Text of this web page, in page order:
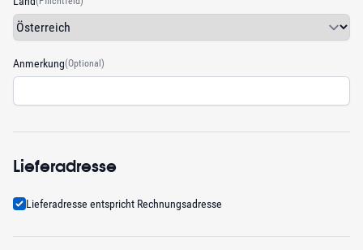
Anmerkung(Optional)
Lieferadresse
Lieferadresse entspricht Rechnungsadresse